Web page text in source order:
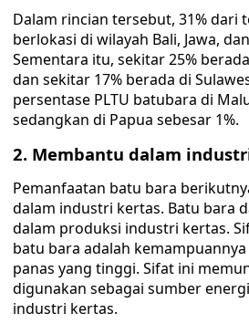
Dalam rincian tersebut, 31% dari
berlokasi di wilayah Bali, Jawa,
Sementara itu, sekitar 25%
dan sekitar 17% berada di
persentase PLTU batubara di
sedangkan di Papua sebesar 1%.
2. Membantu dalam
Pemanfaatan batu bara
dalam industri kertas. Batu bara
dalam produksi industri kertas.
batu bara adalah
panas yang tinggi. Sifat ini
digunakan sebagai sumber
industri kertas.